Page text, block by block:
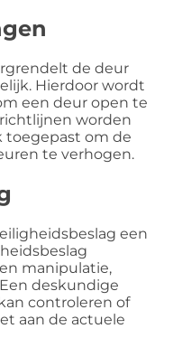
de deur
Hierdoor wordt
een deur open te
worden
toegepast om de
te verhogen.
een
manipulatie,
deskundige
controleren of
aan de actuele